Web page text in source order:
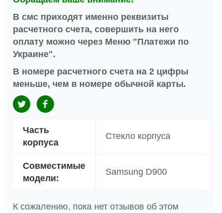
В смс приходят именно реквизиты
расчетного счета, совершить на него
оплату можно через Меню "Платежи по
Украине".
В номере расчетного счета на 2 цифры
меньше, чем в номере обычной карты.
Часть
корпуса
Стекло корпуса
Совместимые
модели:
Samsung D900
К сожалению, пока нет отзывов об этом